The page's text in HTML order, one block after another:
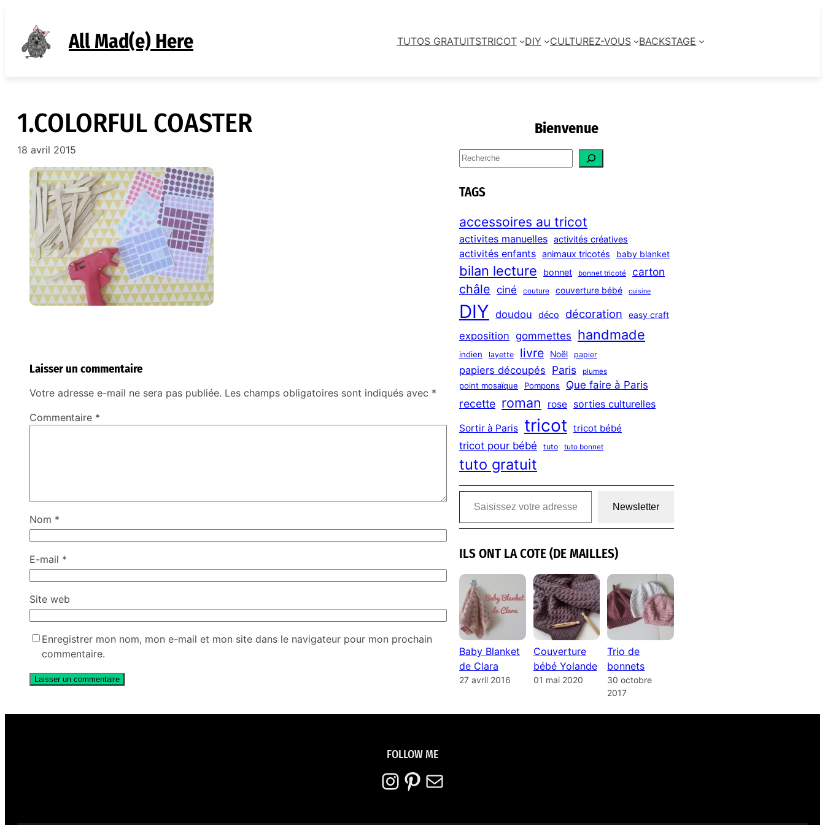
contenu
All Mad(e) Here TUTOS GRATUITSTRICOT DIY CULTUREZ-VOUS BACKSTAGE
1.COLORFUL COASTER
18 avril 2015
Laisser un commentaire
Votre adresse e-mail ne sera pas publiée. Les champs obligatoires sont indiqués avec *
Commentaire *
Nom *
E-mail *
Site web
Enregistrer mon nom, mon e-mail et mon site dans le navigateur pour mon prochain
commentaire.
Bienvenue
S
e
a
r
h
TAGS
accessoires au tricot
activites manuelles activités créatives
activités enfants animaux tricotés baby blanket
bilan lecture bonnet bonnet tricoté carton
châle ciné couture couverture bébé cuisine
DIY doudou déco décoration easy craft
exposition gommettes handmade
indien layette livre Noël papier
papiers découpés Paris plumes
point mosaïque Pompons Que faire à Paris
recette roman rose sorties culturelles
Sortir à Paris tricot tricot bébé
tricot pour bébé tuto tuto bonnet
tuto gratuit
Saisissez votre adresse e-mail…
Newsletter
ILS ONT LA COTE (DE MAILLES)
Baby Blanket
de Clara
27 avril 2016
Couverture
bébé Yolande
01 mai 2020
Trio de
bonnets
30 octobre
2017
FOLLOW ME
Instagram Pinterest E-mail